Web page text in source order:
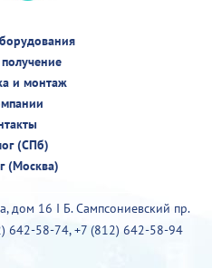
и монтаж
(СПб)
(Москва)
дом 16 I Б. Сампсониевский пр.
642-58-74,+7 (812) 642-58-94